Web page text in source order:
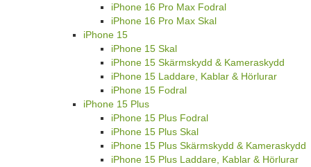
iPhone 16 Pro Max Fodral
iPhone 16 Pro Max Skal
iPhone 15
iPhone 15 Skal
iPhone 15 Skärmskydd & Kameraskydd
iPhone 15 Laddare, Kablar & Hörlurar
iPhone 15 Fodral
iPhone 15 Plus
iPhone 15 Plus Fodral
iPhone 15 Plus Skal
iPhone 15 Plus Skärmskydd & Kameraskydd
iPhone 15 Plus Laddare, Kablar & Hörlurar